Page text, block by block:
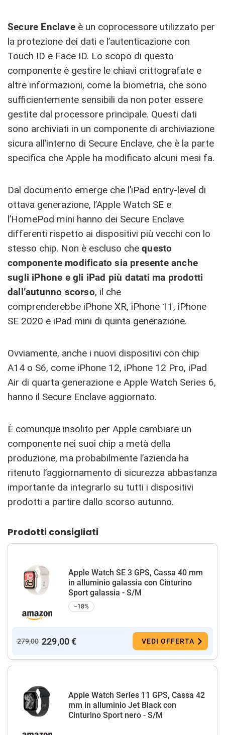
Secure Enclaveè un coprocessore utilizzato per
la protezione dei dati e l’autenticazione con
Touch ID e Face ID. Lo scopo di questo
componente è gestire le chiavi crittografate e
altre informazioni, come la biometria, che sono
sufficientemente sensibili da non poter essere
gestite dal processore principale. Questi dati
sono archiviati in un componente di archiviazione
sicura all’interno di Secure Enclave, che è la parte
specifica che Apple ha modificato alcuni mesi fa.
Dal documento emerge che l’iPad entry-level di
ottava generazione, l’Apple Watch SE e
l’HomePod mini hanno dei Secure Enclave
differenti rispetto ai dispositivi più vecchi con lo
stesso chip. Non è escluso che questo
componente modificato sia presente anche
sugli iPhone e gli iPad più datati ma prodotti
dall’autunno scorso, il che
comprenderebbe iPhone XR, iPhone 11, ‌iPhone
SE 2020 e iPad mini di quinta generazione‌.
Ovviamente, anche i nuovi dispositivi con ​​chip
A14 o S6, come iPhone 12, iPhone 12 Pro, iPad
Air di quarta generazione e Apple Watch Series 6,
hanno il Secure Enclave aggiornato.
È comunque insolito per Apple cambiare un
componente nei suoi chip a metà della
produzione, ma probabilmente l’azienda ha
ritenuto l’aggiornamento di sicurezza abbastanza
importante da integrarlo su tutti i dispositivi
prodotti a partire dallo scorso autunno.
Prodotti consigliati
Apple Watch SE 3 GPS, Cassa 40 mm
in alluminio galassia con Cinturino
Sport galassia - S/M
−18%
279,00 229,00 € VEDI OFFERTA
Apple Watch Series 11 GPS, Cassa 42
mm in alluminio Jet Black con
Cinturino Sport nero - S/M